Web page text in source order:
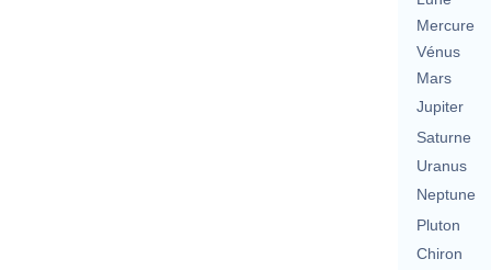
Mercure
Vénus
Mars
Jupiter
Saturne
Uranus
Neptune
Pluton
Chiron